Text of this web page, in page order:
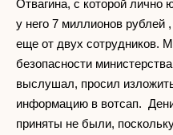
Отвагина, с которой лично
у него 7 миллионов рублей
еще от двух сотрудников.
безопасности
выслушал, просил
информацию в вотсап.
приняты не были,